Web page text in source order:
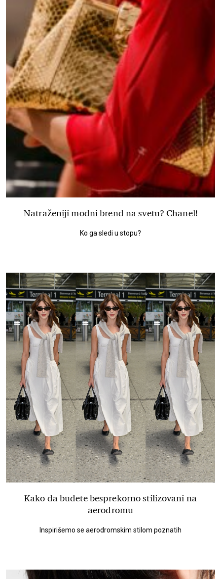
Natraženiji modni brend na svetu? Chanel!
Ko ga sledi u stopu?
Kako da budete besprekorno stilizovani na
aerodromu
Inspirišemo se aerodromskim stilom poznatih